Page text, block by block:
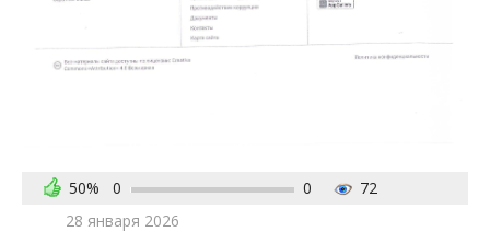
50% 0 0
72
28 января 2026